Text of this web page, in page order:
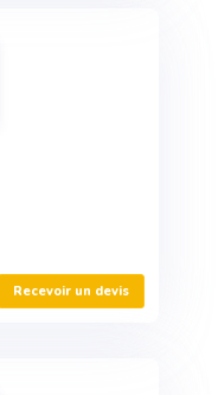
Recevoir un devis